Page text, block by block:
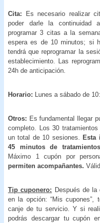
Cita:
Es necesario realizar
poder darle la continuidad
programar 3 citas a la
espera es de 10 minutos; si
tendrá que reprogramar la
establecimiento. Las
24h de anticipación.
Horario: Lunes a sábado de
Otros: Es fundamental llegar
completo. Los 30
un total de 10 sesiones.
Esta
45 minutos de
Máximo 1 cupón por
permiten acompañantes.
Tip cuponero: Después de
en la opción: “Mis cupones”,
canje de tu servicio. Y si
podrás descargar tu cupón